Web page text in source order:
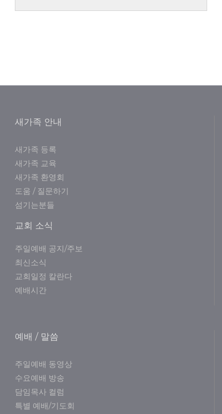
새가족 안내
새가족 등록
새가족 교육
새가족 환영회
도움 / 질문하기
섬기는분들
교회 소식
주일예배 공지/주보
최신소식
교회일정 칼란다
예배시간
예배 / 말씀
주일예배 동영상
수요예배 방송
담임목사 컬럼
특별 예배/기도회